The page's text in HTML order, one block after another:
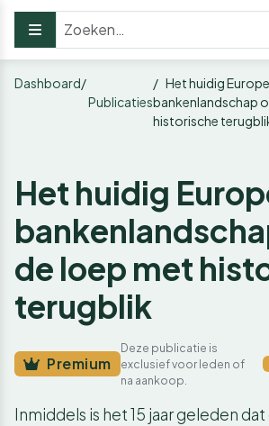
Dashboard
Publicaties
Het huidig
bankenlandschap
historische
Het huidig
de loep met
terugblik
Premium
Deze publicatie is
exclusief voor leden of
na aankoop.
Inmiddels is het 15 jaar geleden